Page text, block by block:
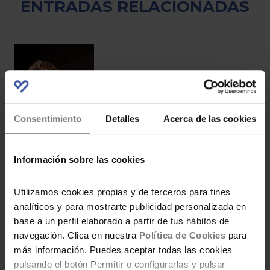
Consentimiento Detalles Acerca de las cookies
Información sobre las cookies
Utilizamos cookies propias y de terceros para fines
analíticos y para mostrarte publicidad personalizada en
base a un perfil elaborado a partir de tus hábitos de
navegación. Clica en nuestra Política de Cookies para
más información. Puedes aceptar todas las cookies
pulsando el botón Permitir o configurarlas y pulsar
ENTRADAS RELACIONADAS
Visita Dinópolis 2×1
los apartamentos de
Magic World